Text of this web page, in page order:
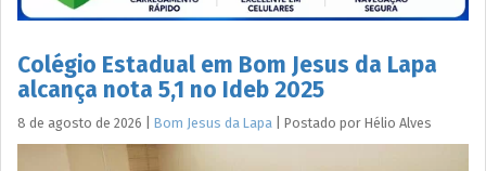
Colégio Estadual em Bom Jesus da Lapa
alcança nota 5,1 no Ideb 2025
8 de agosto de 2026 Bom Jesus da Lapa Postado por Hélio Alves